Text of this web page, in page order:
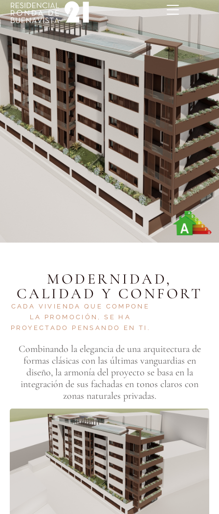
MODERNIDAD,
CALIDAD Y CONFORT
CADA VIVIENDA QUE COMPONE
LA PROMOCIÓN, SE HA
PROYECTADO PENSANDO EN TI.
Combinando la elegancia de una arquitectura de
formas clásicas con las últimas vanguardias en
diseño, la armonía del proyecto se basa en la
integración de sus fachadas en tonos claros con
zonas naturales privadas.